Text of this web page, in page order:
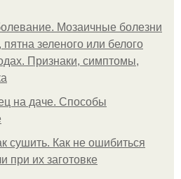
Мозаичные болезни
зеленого или белого
Признаки, симптомы,
на даче. Способы
сушить. Как не ошибиться
при их заготовке